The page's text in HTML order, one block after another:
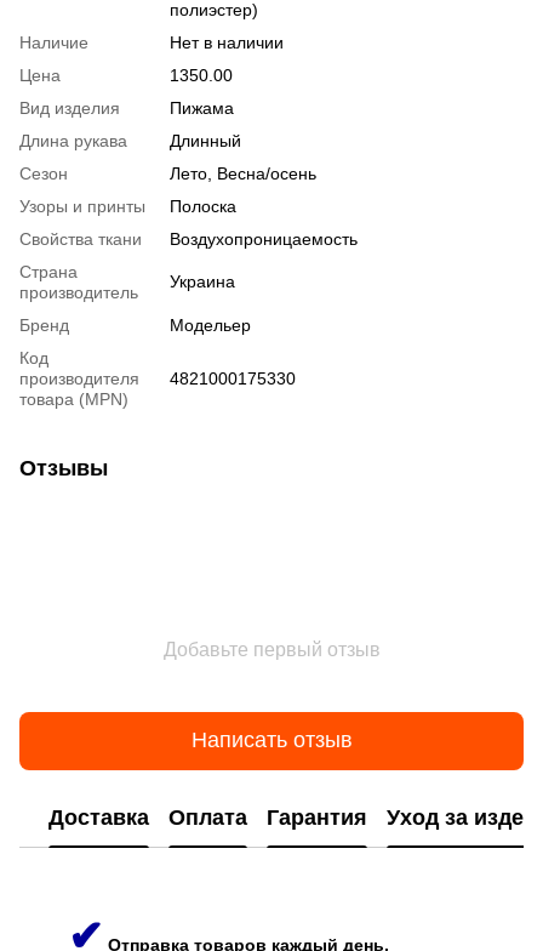
полиэстер)
Наличие
Нет в наличии
Цена
1350.00
Вид изделия
Пижама
Длина рукава
Длинный
Сезон
Лето, Весна/осень
Узоры и принты
Полоска
Свойства ткани
Воздухопроницаемость
Страна
производитель
Украина
Бренд
Модельер
Код
производителя
товара (MPN)
4821000175330
Отзывы
Добавьте первый отзыв
Написать отзыв
Доставка Оплата Гарантия Уход за
✔ Отправка товаров каждый день.